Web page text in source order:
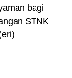
bagi
STNK